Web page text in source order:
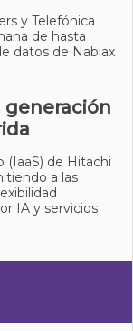
y Telefónica
de hasta
datos de Nabiax
generación
(IaaS) de Hitachi
a las
IA y servicios